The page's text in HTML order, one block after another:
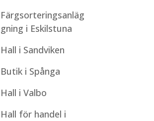
Färgsorteringsanläg
gning i Eskilstuna
Hall i Sandviken
Butik i Spånga
Hall i Valbo
Hall för handel i